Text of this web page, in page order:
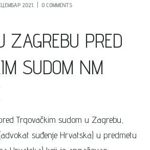
2021. 0 COMMENTS
ZAGREBU PRED
SUDOM NM
Trgovačkim sudom u Zagrebu,
suđenje Hrvatska) u predmetu